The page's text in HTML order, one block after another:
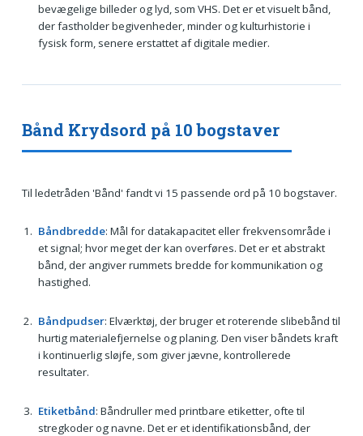
bevægelige billeder og lyd, som VHS. Det er et visuelt bånd,
der fastholder begivenheder, minder og kulturhistorie i
fysisk form, senere erstattet af digitale medier.
Bånd Krydsord på 10 bogstaver
Til ledetråden 'Bånd' fandt vi 15 passende ord på 10 bogstaver.
Båndbredde: Mål for datakapacitet eller frekvensområde i
et signal; hvor meget der kan overføres. Det er et abstrakt
bånd, der angiver rummets bredde for kommunikation og
hastighed.
Båndpudser: Elværktøj, der bruger et roterende slibebånd til
hurtig materialefjernelse og planing. Den viser båndets kraft
i kontinuerlig sløjfe, som giver jævne, kontrollerede
resultater.
Etiketbånd: Båndruller med printbare etiketter, ofte til
stregkoder og navne. Det er et identifikationsbånd, der